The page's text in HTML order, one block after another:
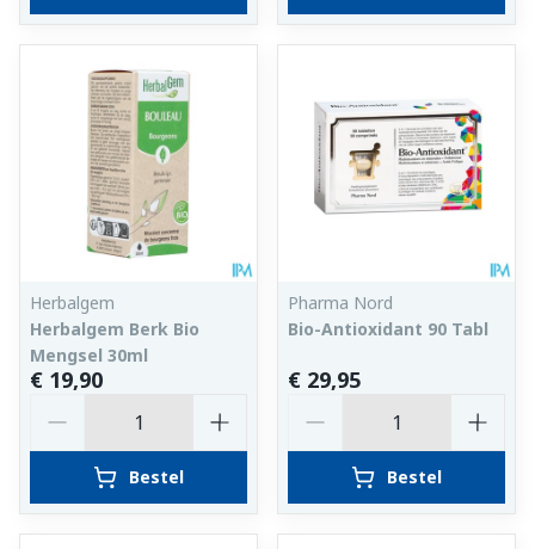
Herbalgem
Herbalgem Berk Bio
Mengsel 30ml
€ 19,90
Bestel
Pharma Nord
Bio-Antioxidant 90 Tabl
€ 29,95
Bestel